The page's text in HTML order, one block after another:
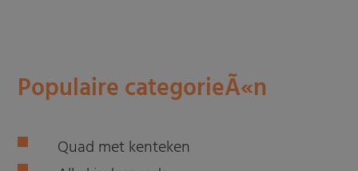
Populaire categorieÃ«n
Quad met kenteken